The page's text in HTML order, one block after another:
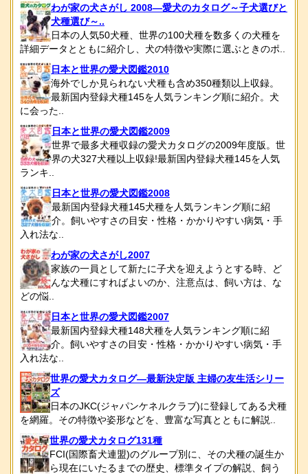
わが家の犬さがし 2008―愛犬のカタログ～子犬選びと
犬種選び～..
日本の人気50犬種、世界の100犬種を数多くの犬種を
詳細データとともに紹介し、犬の特徴や実際に選ぶときのポ..
日本と世界の愛犬図鑑2010
海外でしか見られない犬種も含め350種類以上収録。
最新国内登録犬種145を人気ランキング順に紹介。犬
に会った..
日本と世界の愛犬図鑑2009
世界で最多犬種収録の愛犬カタログの2009年度版。世
界の犬327犬種以上収録!最新国内登録犬種145を人気
ランキ..
日本と世界の愛犬図鑑2008
最新国内登録犬種145犬種を人気ランキング順に紹
介。飼いやすさの目安・性格・かかりやすい病気・手
入れ法な..
わが家の犬さがし2007
家族の一員として新たに子犬を迎えようとする時、ど
んな犬種にすればよいのか、注意点は、飼い方は、な
どの悩..
日本と世界の愛犬図鑑2007
最新国内登録犬種148犬種を人気ランキング順に紹
介。飼いやすさの目安・性格・かかりやすい病気・手
入れ法な..
世界の愛犬カタログ―最新決定版 主婦の友生活シリー
ズ
日本のJKC(ジャパンケネルクラブ)に登録してある犬種
を網羅。その特徴や姿形などを、豊富な写真とともに解説..
世界の愛犬カタログ131種
FCI(国際畜犬連盟)のグループ別に、その犬種の誕生か
ら現在にいたるまでの歴史、標準タイプの解説、飼う